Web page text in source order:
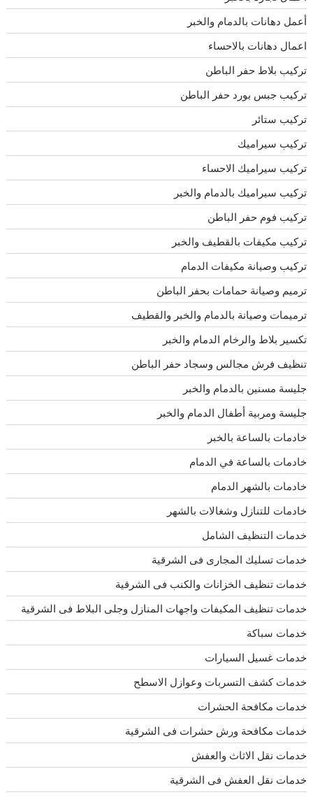
أعمل دهانات بالدمام والخبر
اعمال دهانات بالاحساء
تركيب بلاط حفر الباطن
تركيب جبس بورد حفر الباطن
تركيب ستائر
تركيب سيراميك
تركيب سيراميك الاحساء
تركيب سيراميك بالدمام والخبر
تركيب فوم حفر الباطن
تركيب مكيفات بالقطيف والخبر
تركيب وصيانة مكيفات الدمام
ترميم وصيانة حمامات بحفر الباطن
ترميمات وصيانة بالدمام والخبر والقطيف
تكسير بلاط والرخام الدمام والخبر
تنظيف فرش مجالس وسجاد حفر الباطن
جليسة مسنين بالدمام والخبر
جليسة ومربية أطفال الدمام والخبر
خادمات بالساعة بالخبر
خادمات بالساعة في الدمام
خادمات بالشهر الدمام
خادمات للتنازل وشغالات بالشهر
خدمات التنظيف الشامل
خدمات تسليك المجارى فى الشرقية
خدمات تنظيف الخزانات والكنب فى الشرقية
خدمات تنظيف المكيفات واجهات المنازل وجلى البلاط فى الشرقية
خدمات سباكة
خدمات غسيل السيارات
خدمات كشف التسربات وعوازل الاسطح
خدمات مكافحة الحشرات
خدمات مكافحة ورش حشرات فى الشرقية
خدمات نقل الاثاث والعفش
خدمات نقل العفش فى الشرقية